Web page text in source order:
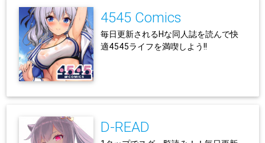
4545 Comics
毎日更新されるHな同人誌を読んで快
適4545ライフを満喫しよう!!
D-READ